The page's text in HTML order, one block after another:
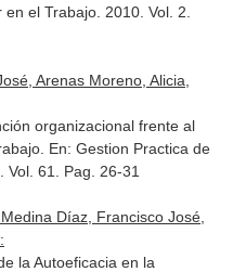
en el Trabajo. 2010. Vol. 2.
Arenas Moreno, Alicia,
organizacional frente al
En: Gestion Practica de
Vol. 61. Pag. 26-31
Díaz, Francisco José,
la Autoeficacia en la